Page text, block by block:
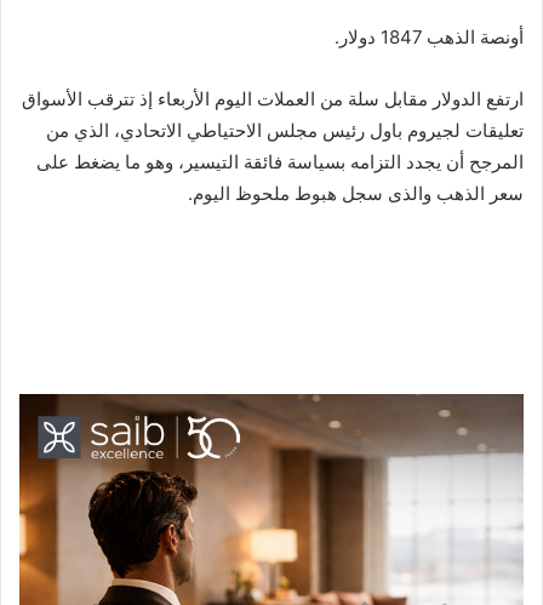
أونصة الذهب 1847 دولار.
ارتفع الدولار مقابل سلة من العملات اليوم الأربعاء إذ تترقب الأسواق
تعليقات لجيروم باول رئيس مجلس الاحتياطي الاتحادي، الذي من
المرجح أن يجدد التزامه بسياسة فائقة التيسير، وهو ما يضغط على
سعر الذهب والذى سجل هبوط ملحوظ اليوم.